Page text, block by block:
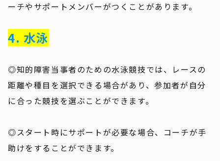
ーチやサポートメンバーがつくことがあります。
4. 水泳
◎知的障害当事者のための水泳競技では、レースの
距離や種目を選択できる場合があり、参加者が自分
に合った競技を選ぶことができます。
◎スタート時にサポートが必要な場合、コーチが手
助けをすることができます。